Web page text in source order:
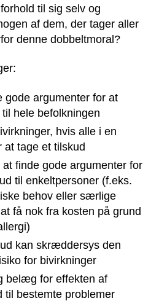
til sig selv og
af dem, der tager aller
denne dobbeltmoral?
argumenter for at
hele befolkningen
hvis alle i en
at tage et tilskud
finde gode argumenter for
til enkeltpersoner (f.eks.
behov eller særlige
få nok fra kosten på grund
kan skræddersys den
for bivirkninger
belæg for effekten af
til bestemte problemer